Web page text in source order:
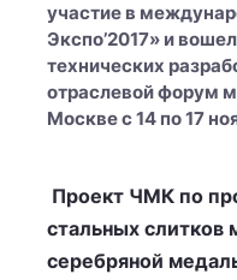
участие в
Экспо’2017» и
технических
отраслевой форум
Москве с 14 по 17
Проект ЧМК по
стальных слитков
серебряной